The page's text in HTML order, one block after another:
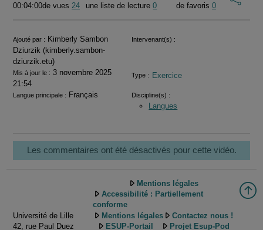
00:04:00de vues 24
une liste de lecture0
de favoris 0
Informations
Ajouté par : Kimberly Sambon
Dziurzik (kimberly.sambon-
dziurzik.etu)
Intervenant(s) :
Mis à jour le : 3 novembre 2025
21:54
Type : Exercice
Langue principale : Français Discipline(s) :
Langues
Les commentaires ont été désactivés pour cette vidéo.
Université de Lille
42, rue Paul Duez
Mentions légales
Accessibilité : Partiellement
conforme
Mentions légales
Contactez nous !
ESUP-Portail
Projet Esup-Pod